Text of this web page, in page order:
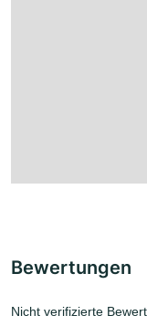
Bewertungen
Nicht verifizierte